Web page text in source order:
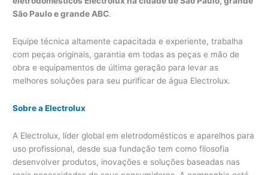
São Paulo e grande ABC.
Equipe técnica altamente capacitada e experiente, trabalha
com peças originais, garantia em todas as peças e mão de
obra e equipamentos de última geração para levar as
melhores soluções para seu purificar de água Electrolux.
Sobre a Electrolux
A Electrolux, líder global em eletrodomésticos e aparelhos para
uso profissional, desde sua fundação tem como filosofia
desenvolver produtos, inovações e soluções baseadas nas